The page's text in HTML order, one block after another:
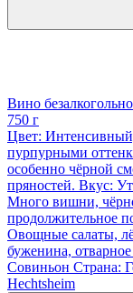
Вино
750 г
Цвет:
пурпурными
особенно чёрной
пряностей. Вкус:
Много вишни,
продолжительное
Овощные салаты,
буженина,
Совиньон Страна:
Hechtsheim